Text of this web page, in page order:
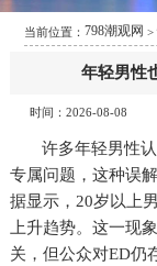
当前位置：798潮观网 >
年轻男性
时间：2026-08-08
许多年轻男性
专属问题，这种误
据显示，20岁以上
上升趋势。这一现
关，但公众对ED仍